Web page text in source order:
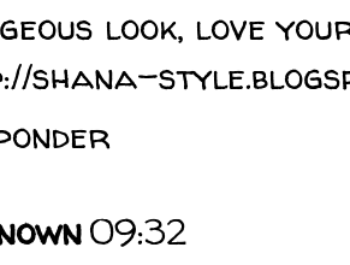
look, love
shana-
09:32